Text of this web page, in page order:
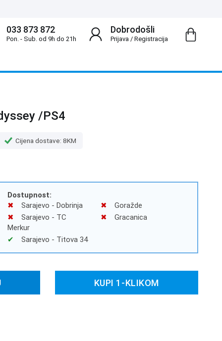
Dobrodošli
Prijava/ Registracija
033 873 872
Pon. - Sub. od 9h do 21h
/PS4
Cijena dostave: 8KM
Dostupnost:
Sarajevo - Dobrinja
Sarajevo - TC
Merkur
Sarajevo - Titova 34
Goražde
Gracanica
KUPI 1-KLIKOM